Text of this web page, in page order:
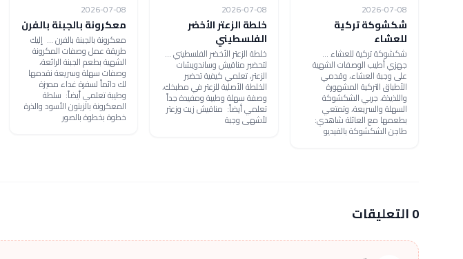
2026-07-08
شكشوكة تركية
للعشاء
شكشوكة تركية للعشاء ...
جهزي أطيب الوصفات الشهية
على وجبة العشاء، وقدمي
الأطباق التركية المشهورة
واللذيذة، جربي الشكشوكة
السهلة والسريعة، وتمتعي
بطعمها مع العائلة شاهدي:
طاجن الشكشوكة بالفيديو
2026-07-08
خلطة الزعتر الأخضر
الفلسطيني
خلطة الزعتر الأخضر الفلسطيني ...
لتحضير مناقيش وساندويشات
الزعتر، تعلمي كيفية تحضير
الخلطة الأصلية للزعتر في مطبخك،
وصفة سهلة وطيبة ومفيدة جداً
تعلمي أيضاً: مناقيش زيت وزعتر
لأشهى وجبة
2026-07-08
معكرونة بالجبنة بالفرن
معكرونة بالجبنة بالفرن ... إليك
طريقة عمل وصفات المكرونة
الشهية بطعم الجبنة الرائعة،
وصفات سهلة وسريعة نقدمها
لك دائماً لسفرة غداء مميزة
وطيبة تعلمي أيضاً: سلطة
المعكرونة بالزيتون الأسود والذرة
خطوة بخطوة بالصور
0 التعليقات